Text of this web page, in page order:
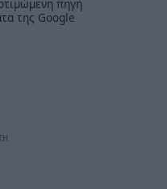
πηγή
της Google